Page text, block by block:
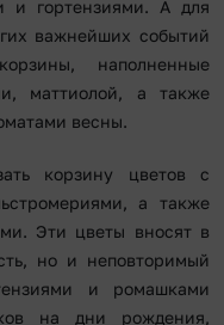
и гортензиями. А для
важнейших событий
наполненные
маттиолой, а также
весны.
корзину цветов с
а также
Эти цветы вносят в
но и неповторимый
и ромашками
на дни рождения,